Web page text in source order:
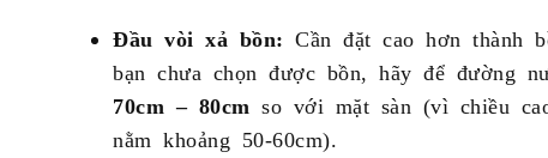
Đầu vòi xả bồn: Cần đặt cao hơn thành
bạn chưa chọn được bồn, hãy để đường
70cm – 80cm so với mặt sàn (vì chiều
nằm khoảng 50-60cm).